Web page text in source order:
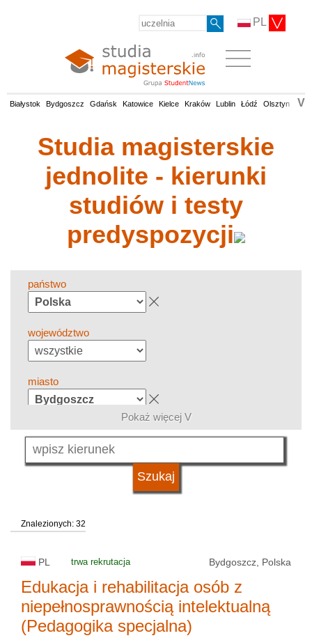
PL
Białystok Bydgoszcz Gdańsk Katowice Kielce Kraków Lublin Łódź Olsztyn V
Studia magisterskie
jednolite - kierunki
studiów i testy
predyspozycji
państwo
województwo
miasto
grupa kierunków
system studiów
status uczelni
Pokaż więcej V
Znalezionych: 32
PL trwa rekrutacja Bydgoszcz, Polska
Edukacja i rehabilitacja osób z
niepełnosprawnością intelektualną
(Pedagogika specjalna)